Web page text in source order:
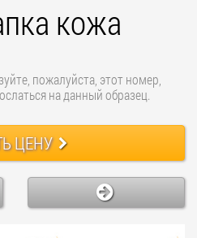
кожа
пожалуйста, этот номер,
на данный образец.
ЦЕНУ